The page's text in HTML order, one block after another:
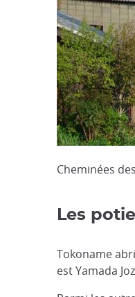
Cheminées
Les
Tokoname
est Yamada